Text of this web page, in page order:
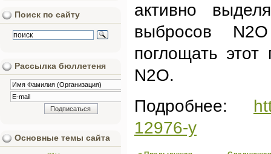
активно
выбросов
поглощать
N2O.
Подробнее:
12976-y
Поиск по сайту
Рассылка бюллетеня
Основные темы сайта